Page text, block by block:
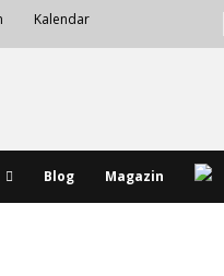
Kalendar
Blog Magazin